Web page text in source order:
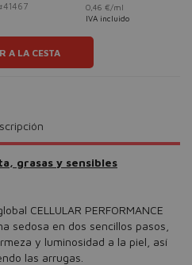
0,46 €/ml
IVA incluido
A LA CESTA
grasas y sensibles
CELLULAR PERFORMANCE
sedosa en dos sencillos pasos,
y luminosidad a la piel, así
las arrugas.